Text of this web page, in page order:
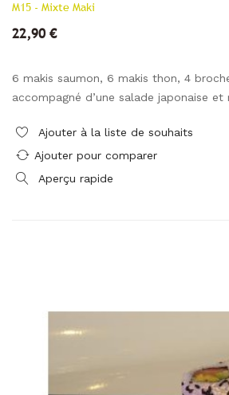
M15 - Mixte Maki
22,90 €
6 makis saumon, 6 makis thon, 4
accompagné d’une salade japonaise et
Ajouter à la liste de souhaits
Ajouter pour comparer
Aperçu rapide